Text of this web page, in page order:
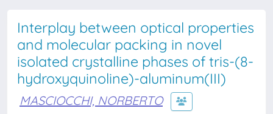
Interplay between optical properties
and molecular packing in novel
isolated crystalline phases of tris-(8-
hydroxyquinoline)-aluminum(III)
MASCIOCCHI, NORBERTO